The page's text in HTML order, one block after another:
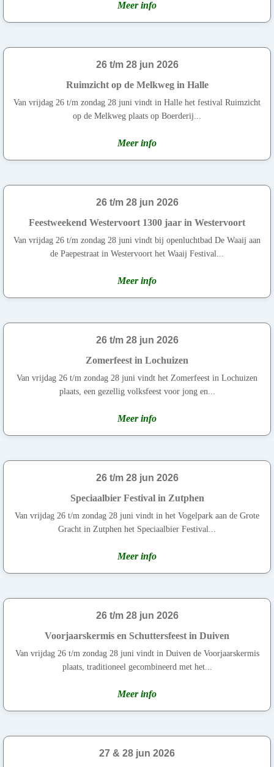
Meer info
26 t/m 28 jun 2026
Ruimzicht op de Melkweg in Halle
Van vrijdag 26 t/m zondag 28 juni vindt in Halle het festival Ruimzicht
op de Melkweg plaats op Boerderij...
Meer info
26 t/m 28 jun 2026
Feestweekend Westervoort 1300 jaar in Westervoort
Van vrijdag 26 t/m zondag 28 juni vindt bij openluchtbad De Waaij aan
de Paepestraat in Westervoort het Waaij Festival...
Meer info
26 t/m 28 jun 2026
Zomerfeest in Lochuizen
Van vrijdag 26 t/m zondag 28 juni vindt het Zomerfeest in Lochuizen
plaats, een gezellig volksfeest voor jong en...
Meer info
26 t/m 28 jun 2026
Speciaalbier Festival in Zutphen
Van vrijdag 26 t/m zondag 28 juni vindt in het Vogelpark aan de Grote
Gracht in Zutphen het Speciaalbier Festival...
Meer info
26 t/m 28 jun 2026
Voorjaarskermis en Schuttersfeest in Duiven
Van vrijdag 26 t/m zondag 28 juni vindt in Duiven de Voorjaarskermis
plaats, traditioneel gecombineerd met het...
Meer info
27 & 28 jun 2026